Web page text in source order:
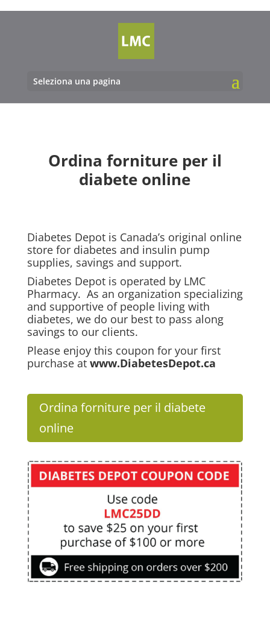
Seleziona una pagina
Ordina forniture per il
diabete online
Diabetes Depot is Canada’s original online
store for diabetes and insulin pump
supplies, savings and support.
Diabetes Depot is operated by LMC
Pharmacy. As an organization specializing
and supportive of people living with
diabetes, we do our best to pass along
savings to our clients.
Please enjoy this coupon for your first
purchase at www.DiabetesDepot.ca
Ordina forniture per il diabete
online